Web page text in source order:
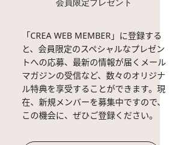
会員限定プレゼント
「CREA WEB MEMBER」に登録する
と、会員限定のスペシャルなプレゼン
トへの応募、最新の情報が届くメール
マガジンの受信など、数々のオリジナ
ル特典を享受することができます。現
在、新規メンバーを募集中ですので、
この機会に、ぜひご登録ください。